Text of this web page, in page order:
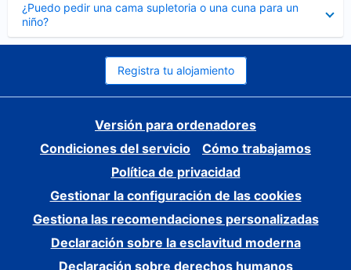
¿Puedo pedir una cama supletoria o una cuna para un
niño?
cerrado
Registra tu alojamiento
Versión para ordenadores
Condiciones del servicio
Cómo trabajamos
Política de privacidad
Gestionar la configuración de las cookies
Gestiona las recomendaciones personalizadas
Declaración sobre la esclavitud moderna
Declaración sobre derechos humanos